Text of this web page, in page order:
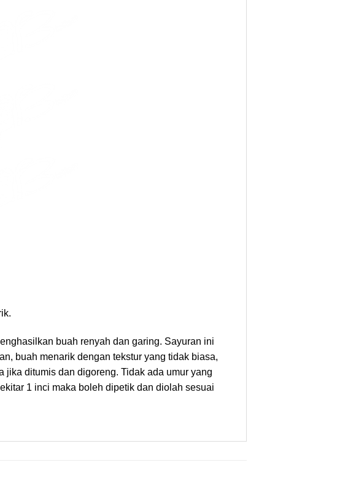
buah renyah dan garing. Sayuran ini
buah menarik dengan tekstur yang tidak biasa,
ditumis dan digoreng. Tidak ada umur yang
1 inci maka boleh dipetik dan diolah sesuai